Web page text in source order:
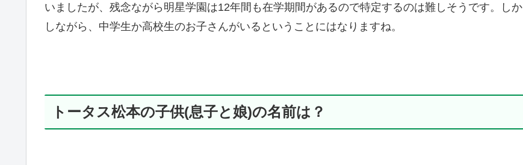
いましたが、残念ながら明星学園は12年間も在学期間があるので特定するのは難しそうです。しか
しながら、中学生か高校生のお子さんがいるということにはなりますね。
トータス松本の子供(息子と娘)の名前は？